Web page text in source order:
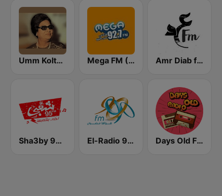
Umm Kolthoum راديو أم كلثوم Mega FM (ميجا إف إم) Amr Diab fm عمرو دياب
Sha3by 95 FM El-Radio‎ 9090 (الراديو٩٠٩٠) Days Old FM